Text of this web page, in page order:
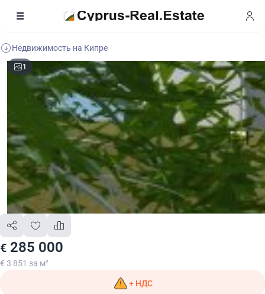
Недвижимость на Кипре
1
€ 285 000
€ 3 851 за м²
+ НДС